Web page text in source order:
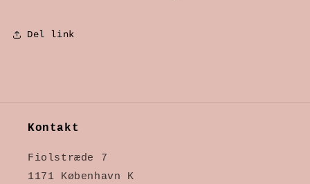
Del link
Kontakt
Fiolstræde 7
1171 København K